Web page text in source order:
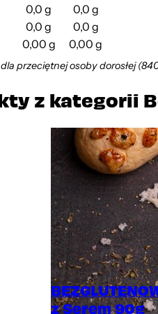
0,0 g 0,0 g
0,0 g 0,0 g
0,00 g 0,00 g
przeciętnej osoby dorosłej
z kategorii
z Serem 90g